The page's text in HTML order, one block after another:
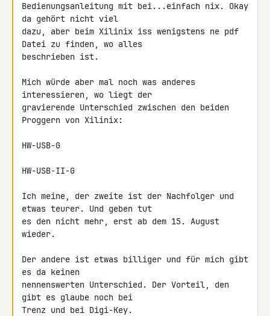
Bedienungsanleitung mit bei...einfach nix. Okay
da gehört nicht viel
dazu, aber beim Xilinix iss wenigstens ne pdf
Datei zu finden, wo alles
beschrieben ist.
Mich würde aber mal noch was anderes
interessieren, wo liegt der
gravierende Unterschied zwischen den beiden
Proggern von Xilinix:
HW-USB-G
HW-USB-II-G
Ich meine, der zweite ist der Nachfolger und
etwas teurer. Und geben tut
es den nicht mehr, erst ab dem 15. August
wieder.
Der andere ist etwas billiger und für mich gibt
es da keinen
nennenswerten Unterschied. Der Vorteil, den
gibt es glaube noch bei
Trenz und bei Digi-Key.